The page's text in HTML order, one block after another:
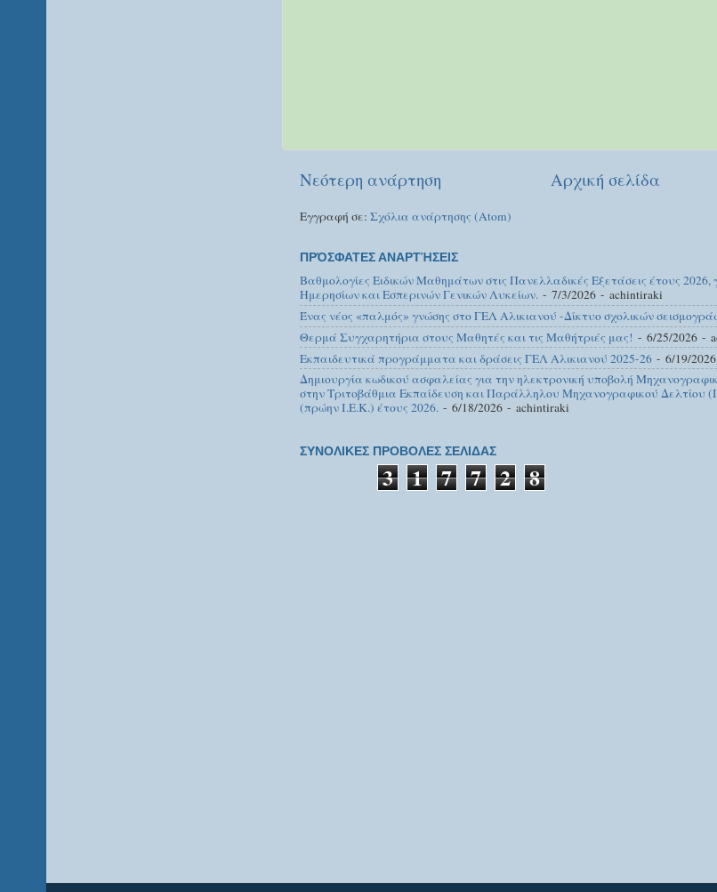
Νεότερη ανάρτηση Αρχική σελίδα
Εγγραφή σε: Σχόλια ανάρτησης (Atom)
ΠΡΌΣΦΑΤΕΣ ΑΝΑΡΤΉΣΕΙΣ
Βαθμολογίες Ειδικών Μαθημάτων στις Πανελλαδικές Εξετάσεις έτους
Ημερησίων και Εσπερινών Γενικών Λυκείων. - 7/3/2026 - achintiraki
Ένας νέος «παλμός» γνώσης στο ΓΕΛ Αλικιανού -Δίκτυο σχολικών
Θερμά Συγχαρητήρια στους Μαθητές και τις Μαθήτριές μας! - 6/25/2026 -
Εκπαιδευτικά προγράμματα και δράσεις ΓΕΛ Αλικιανού 2025-26 - 6/19/2026
Δημιουργία κωδικού ασφαλείας για την ηλεκτρονική υποβολή
στην Τριτοβάθμια Εκπαίδευση και Παράλληλου Μηχανογραφικού Δελτίου
(πρώην Ι.Ε.Κ.) έτους 2026. - 6/18/2026 - achintiraki
ΣΥΝΟΛΙΚΕΣ ΠΡΟΒΟΛΕΣ ΣΕΛΙΔΑΣ
3 1 7 7 2 8